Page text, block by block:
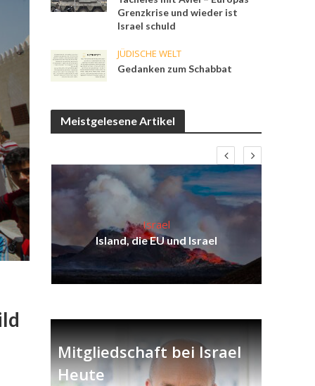
Grenzkrise und wieder ist
Israel schuld
JÜDISCHE WELT
Gedanken zum Schabbat
Meistgelesene Artikel
ist
Israel
Island, die EU und Israel
Mitgliedschaft bei Israel
Heute